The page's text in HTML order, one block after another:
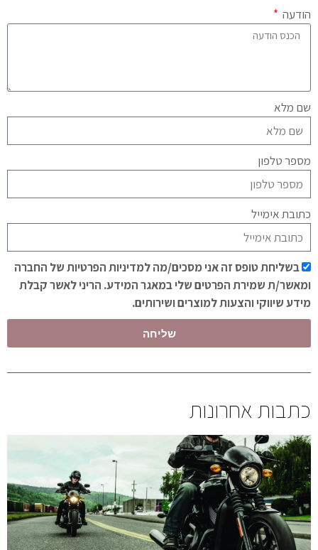
הודעה
שם מלא
מספר טלפון
כתובת אימייל
בשליחת טופס זה אני מסכים/מה למדיניות הפרטיות של החברה
ומאשר/ת שמירת הפרטים שלי במאגר המידע. הריני לאשר קבלת
מידע שיווקי והצעות למוצרים ושירותים.
שליחה
כתבות אחרונות